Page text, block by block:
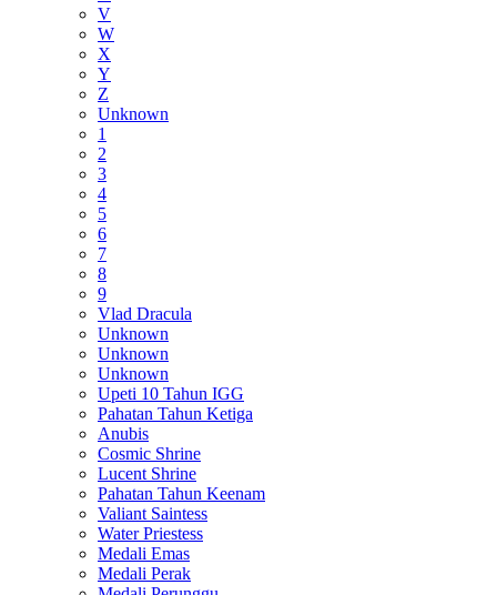
V
W
X
Y
Z
Unknown
1
2
3
4
5
6
7
8
9
Vlad Dracula
Unknown
Unknown
Unknown
Upeti 10 Tahun IGG
Pahatan Tahun Ketiga
Anubis
Cosmic Shrine
Lucent Shrine
Pahatan Tahun Keenam
Valiant Saintess
Water Priestess
Medali Emas
Medali Perak